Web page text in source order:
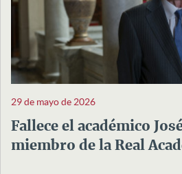
29 de mayo de 2026
Fallece el académico
miembro de la Real